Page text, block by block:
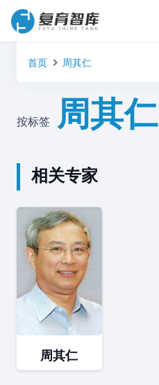
首页 周其仁
按标签 周其仁
相关专家
周其仁